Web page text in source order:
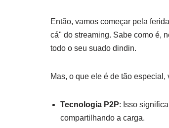
Então, vamos começar pela
cá" do streaming. Sabe como é,
todo o seu suado dindin.
Mas, o que ele é de tão especial,
Tecnologia P2P: Isso
compartilhando a carga.